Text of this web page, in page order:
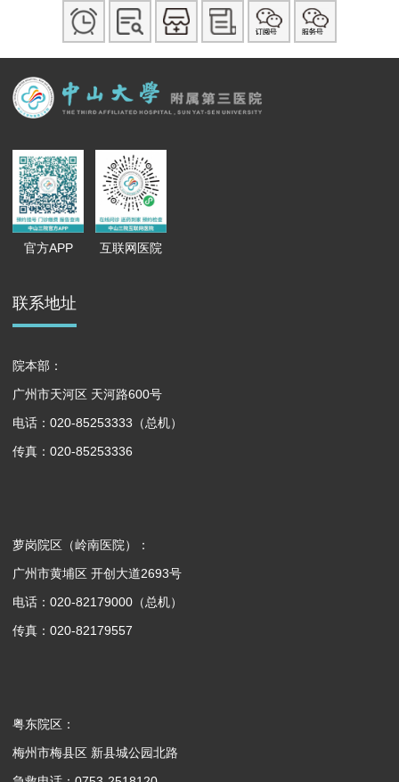
官方APP 互联网医院
联系地址
院本部：
广州市天河区 天河路600号
电话：020-85253333（总机）
传真：020-85253336
萝岗院区（岭南医院）：
广州市黄埔区 开创大道2693号
电话：020-82179000（总机）
传真：020-82179557
粤东院区：
梅州市梅县区 新县城公园北路